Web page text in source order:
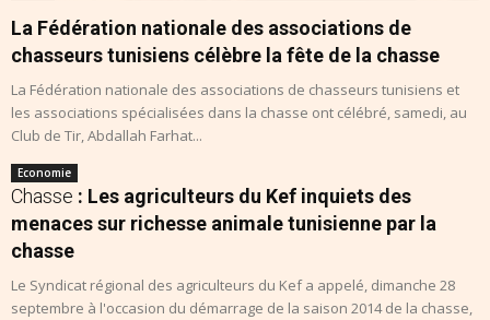
La Fédération nationale des associations de
chasseurs tunisiens célèbre la fête de la chasse
La Fédération nationale des associations de chasseurs tunisiens et
les associations spécialisées dans la chasse ont célébré, samedi, au
Club de Tir, Abdallah Farhat...
Economie
Chasse : Les agriculteurs du Kef inquiets des
menaces sur richesse animale tunisienne par la
chasse
Le Syndicat régional des agriculteurs du Kef a appelé, dimanche 28
septembre à l'occasion du démarrage de la saison 2014 de la chasse,